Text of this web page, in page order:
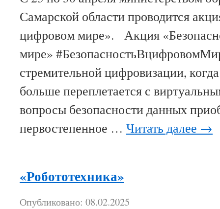
Самарской области проводится
цифровом мире». Акция
мире»
стремительной цифровизации,
больше переплетается с
вопросы безопасности данных
первостепенное … Читать далее →
«Робототехника»
Опубликовано: 08.02.2025